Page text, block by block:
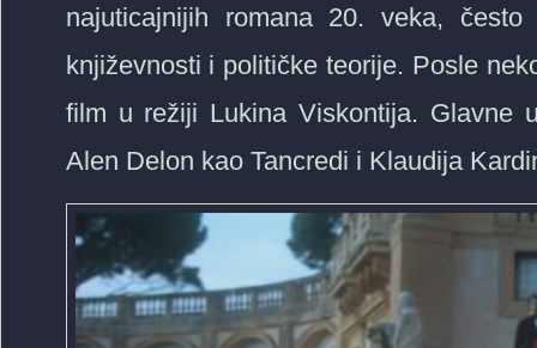
najuticajnijih romana 20. veka,
književnosti i političke teorije. Posle
film u režiji Lukina Viskontija. Glavne
Alen Delon kao Tancredi i Klaudija